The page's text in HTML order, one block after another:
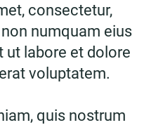
consectetur,
numquam eius
ut labore et dolore
voluptatem.
quis nostrum